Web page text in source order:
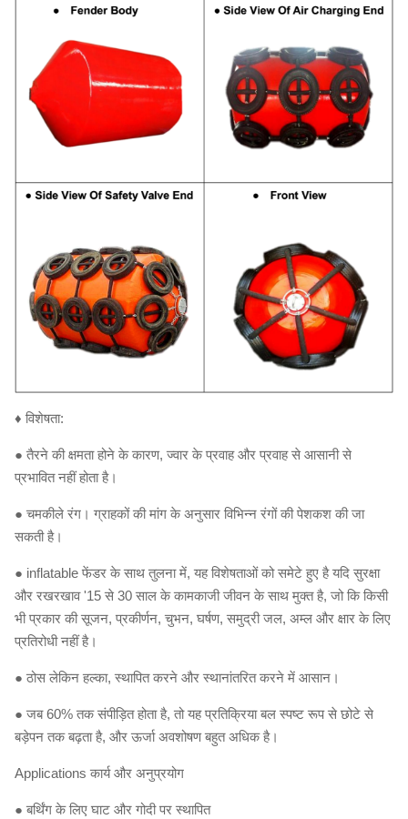
♦ विशेषता:
● तैरने की क्षमता होने के कारण, ज्वार के प्रवाह और प्रवाह से आसानी से
प्रभावित नहीं होता है।
● चमकीले रंग। ग्राहकों की मांग के अनुसार विभिन्न रंगों की पेशकश की जा
सकती है।
● inflatable फेंडर के साथ तुलना में, यह विशेषताओं को समेटे हुए है यदि सुरक्षा
और रखरखाव '15 से 30 साल के कामकाजी जीवन के साथ मुक्त है, जो कि किसी
भी प्रकार की सूजन, प्रकीर्णन, चुभन, घर्षण, समुद्री जल, अम्ल और क्षार के लिए
प्रतिरोधी नहीं है।
● ठोस लेकिन हल्का, स्थापित करने और स्थानांतरित करने में आसान।
● जब 60% तक संपीड़ित होता है, तो यह प्रतिक्रिया बल स्पष्ट रूप से छोटे से
बड़ेपन तक बढ़ता है, और ऊर्जा अवशोषण बहुत अधिक है।
Applications कार्य और अनुप्रयोग
● बर्थिंग के लिए घाट और गोदी पर स्थापित